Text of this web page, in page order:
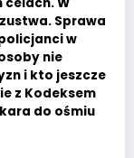
Sprawa
w
nie
i kto jeszcze
z Kodeksem
do ośmiu